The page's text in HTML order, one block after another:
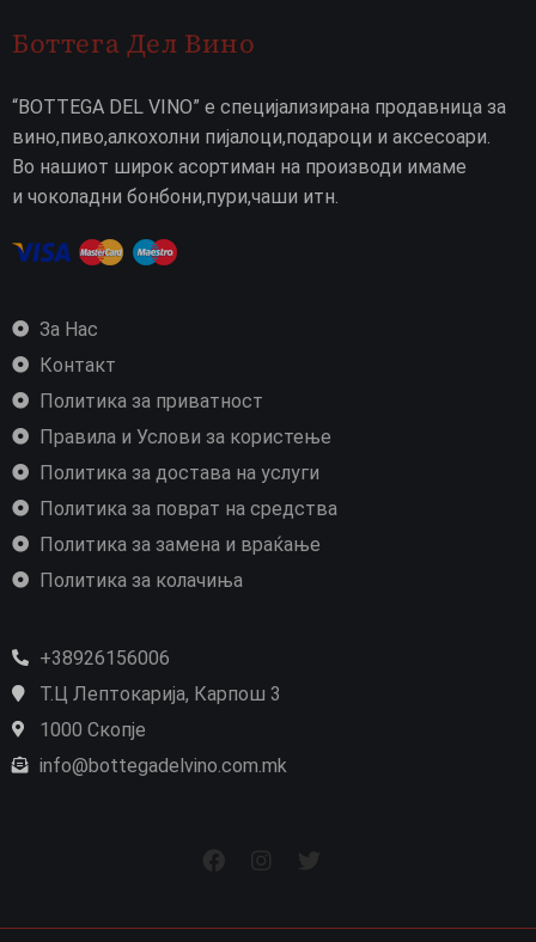
Боттега Дел Вино
“BOTTEGA DEL VINO” е специјализирана продавница за
вино,пиво,алкохолни пијалоци,подароци и аксесоари.
Во нашиот широк асортиман на производи имаме
и чоколадни бонбони,пури,чаши итн.
За Нас
Контакт
Политика за приватност
Правила и Услови за користење
Политика за достава на услуги
Политика за поврат на средства
Политика за замена и враќање
Политика за колачиња
+38926156006
Т.Ц Лептокарија, Карпош 3
1000 Скопје
info@bottegadelvino.com.mk